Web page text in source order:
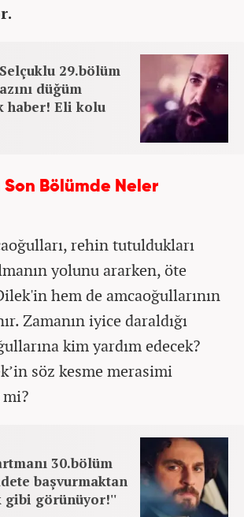
29.bölüm
düğüm
haber! Eli kolu
Son Bölümde Neler
rehin tutuldukları
yolunu ararken, öte
hem de amcaoğullarının
Zamanın iyice daraldığı
kim yardım edecek?
söz kesme merasimi
mi?
30.bölüm
başvurmaktan
gibi görünüyor!''